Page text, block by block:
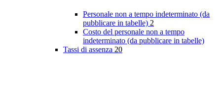
Personale non a tempo indeterminato (da
pubblicare in tabelle) 2
Costo del personale non a tempo
indeterminato (da pubblicare in tabelle)
Tassi di assenza 20